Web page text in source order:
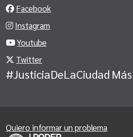
Facebook
Instagram
Youtube
Twitter
#JusticiaDeLaCiudad
Quiero informar un problema